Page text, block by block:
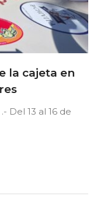
la cajeta en
Del 13 al 16 de